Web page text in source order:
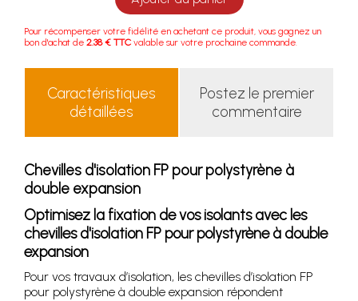
Pour récompenser votre fidélité en achetant ce produit, vous gagnez un
bon d'achat de 2.38 € TTC valable sur votre prochaine commande.
Caractéristiques
détaillées
Postez le premier
commentaire
Chevilles d'isolation FP pour polystyrène à
double expansion
Optimisez la fixation de vos isolants avec les
chevilles d'isolation FP pour polystyrène à double
expansion
Pour vos travaux d’isolation, les chevilles d’isolation FP
pour polystyrène à double expansion répondent